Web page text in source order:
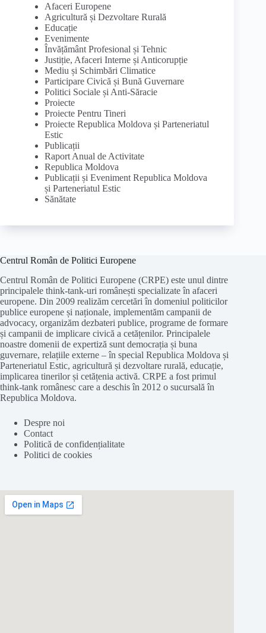
Afaceri Europene
Agricultură și Dezvoltare Rurală
Educație
Evenimente
Învățământ Profesional și Tehnic
Justiție, Afaceri Interne și Anticorupție
Mediu și Schimbări Climatice
Participare Civică și Bună Guvernare
Politici Sociale și Anti-Săracie
Proiecte
Proiecte Pentru Tineri
Proiecte Republica Moldova și Parteneriatul
Estic
Publicații
Raport Anual de Activitate
Republica Moldova
Publicații și Eveniment Republica Moldova
și Parteneriatul Estic
Sănătate
Centrul Român de Politici Europene
Centrul Român de Politici Europene (CRPE) este unul dintre
principalele think-tank-uri românești specializate în afaceri
europene. Din 2009 realizăm cercetări în domeniul politicilor
publice europene și naționale, implementăm campanii de
advocacy, organizăm dezbateri publice, programe de formare
și campanii de implicare civică a cetățenilor. Principalele
noastre domenii de expertiză sunt democrația și buna
guvernare, relațiile externe – în special Republica Moldova și
Parteneriatul Estic, agricultură și dezvoltare rurală, educație,
implicarea tinerilor și cetățenia activă. CRPE a fost primul
think-tank românesc care a deschis în 2012 o sucursală în
Republica Moldova.
Despre noi
Contact
Politică de confidențialitate
Politici de cookies